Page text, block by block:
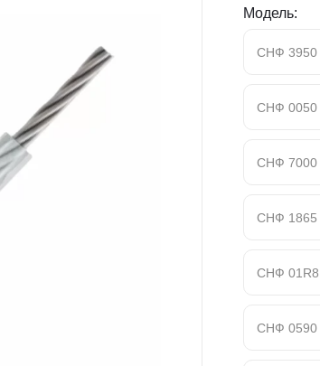
Модель:
СНФ 3950
СНФ 0050
СНФ 7000
СНФ 1865
СНФ 01R8
СНФ 0590